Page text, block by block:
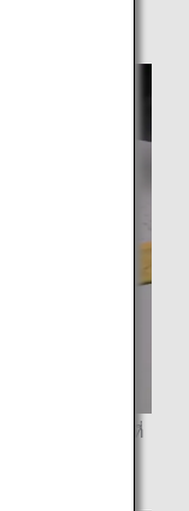
บประทานอาหารที่